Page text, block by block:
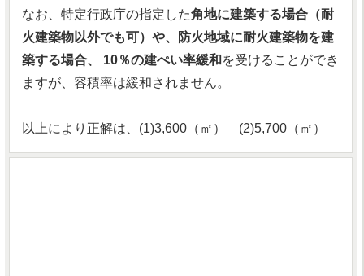
なお、特定行政庁の指定した角地に建築する場合（耐
火建築物以外でも可）や、防火地域に耐火建築物を建
築する場合、 10％の建ぺい率緩和 を受けることができ
ますが、容積率は緩和されません。
以上により正解は、(1)3,600（㎡） (2)5,700（㎡）